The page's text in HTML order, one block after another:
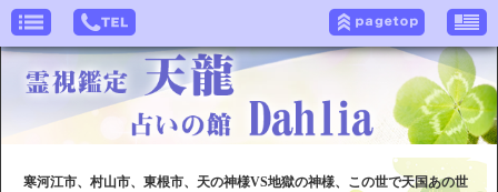
寒河江市、村山市、東根市、天の神様VS地獄の神様、この世で天国あの世